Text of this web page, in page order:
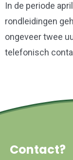
In de periode
rondleidingen
ongeveer twee
telefonisch
Contact?